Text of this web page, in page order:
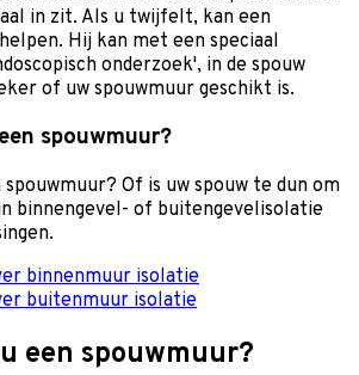
in zit. Als u twijfelt, kan een
Hij kan met een speciaal
onderzoek', in de spouw
of uw spouwmuur geschikt is.
spouwmuur?
Of is uw spouw te dun om
binnengevel- of buitengevelisolatie
binnenmuur isolatie
buitenmuur isolatie
een spouwmuur?